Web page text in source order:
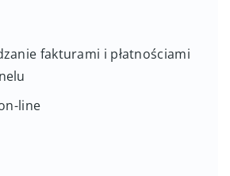
fakturami i płatnościami
line